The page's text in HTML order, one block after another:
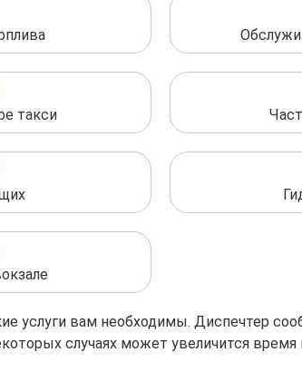
такси
услуги вам необходимы. Диспечтер
случаях может увеличится время